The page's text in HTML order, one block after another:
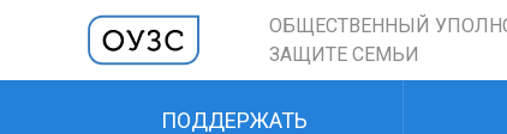
ОБЩЕСТВЕННЫЙ
ЗАЩИТЕ СЕМЬИ
ПОДДЕРЖАТЬ